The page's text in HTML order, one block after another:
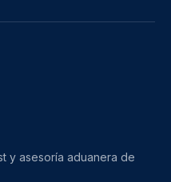
y asesoría aduanera de